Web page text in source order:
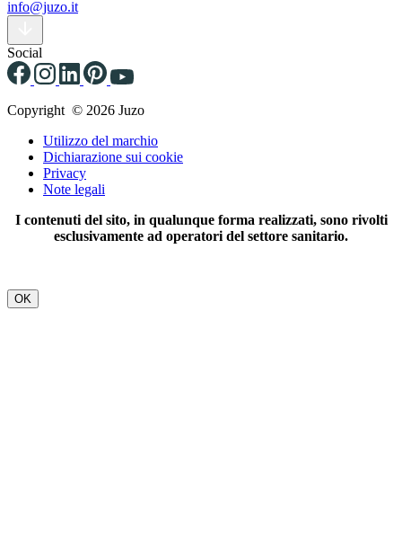
info@juzo.it
Social
Copyright © 2026 Juzo
Utilizzo del marchio
Dichiarazione sui cookie
Privacy
Note legali
I contenuti del sito, in qualunque forma realizzati, sono rivolti
esclusivamente ad operatori del settore sanitario.
OK